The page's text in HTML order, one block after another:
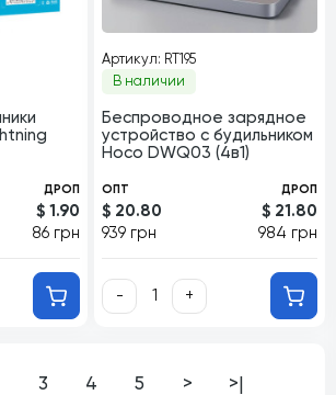
ДРОП
$ 1.90
86 грн
Артикул: RT195
В наличии
Беспроводное зарядное
устройство с будильником
Hoco DWQ03 (4в1)
ОПТ
$ 20.80
939 грн
ДРОП
$ 21.80
984 грн
- +
3 4 5 > >|